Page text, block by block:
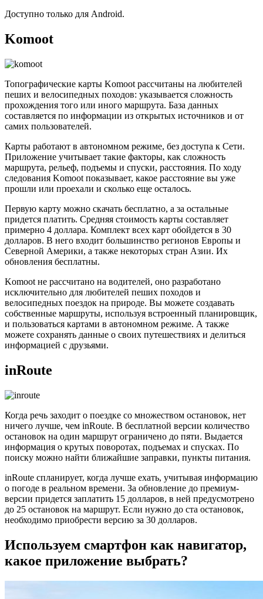
Доступно только для Android.
Komoot
Топографические карты Komoot рассчитаны на любителей
пеших и велосипедных походов: указывается сложность
прохождения того или иного маршрута. База данных
составляется по информации из открытых источников и от
самих пользователей.
Карты работают в автономном режиме, без доступа к Сети.
Приложение учитывает такие факторы, как сложность
маршрута, рельеф, подъемы и спуски, расстояния. По ходу
следования Komoot показывает, какое расстояние вы уже
прошли или проехали и сколько еще осталось.
Первую карту можно скачать бесплатно, а за остальные
придется платить. Средняя стоимость карты составляет
примерно 4 доллара. Комплект всех карт обойдется в 30
долларов. В него входит большинство регионов Европы и
Северной Америки, а также некоторых стран Азии. Их
обновления бесплатны.
Komoot не рассчитано на водителей, оно разработано
исключительно для любителей пеших походов и
велосипедных поездок на природе. Вы можете создавать
собственные маршруты, используя встроенный планировщик,
и пользоваться картами в автономном режиме. А также
можете сохранять данные о своих путешествиях и делиться
информацией с друзьями.
inRoute
Когда речь заходит о поездке со множеством остановок, нет
ничего лучше, чем inRoute. В бесплатной версии количество
остановок на один маршрут ограничено до пяти. Выдается
информация о крутых поворотах, подъемах и спусках. По
поиску можно найти ближайшие заправки, пункты питания.
inRoute спланирует, когда лучше ехать, учитывая информацию
о погоде в реальном времени. За обновление до премиум-
версии придется заплатить 15 долларов, в ней предусмотрено
до 25 остановок на маршрут. Если нужно до ста остановок,
необходимо приобрести версию за 30 долларов.
Используем смартфон как навигатор,
какое приложение выбрать?